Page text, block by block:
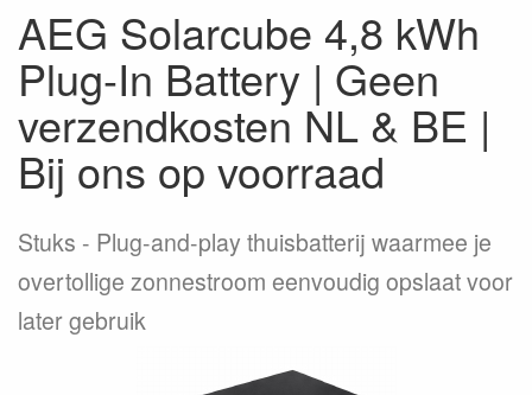
AEG Solarcube 4,8 kWh
Plug-In Battery | Geen
verzendkosten NL & BE |
Bij ons op voorraad
Stuks
Plug-and-play thuisbatterij waarmee je
overtollige zonnestroom eenvoudig opslaat voor
later gebruik